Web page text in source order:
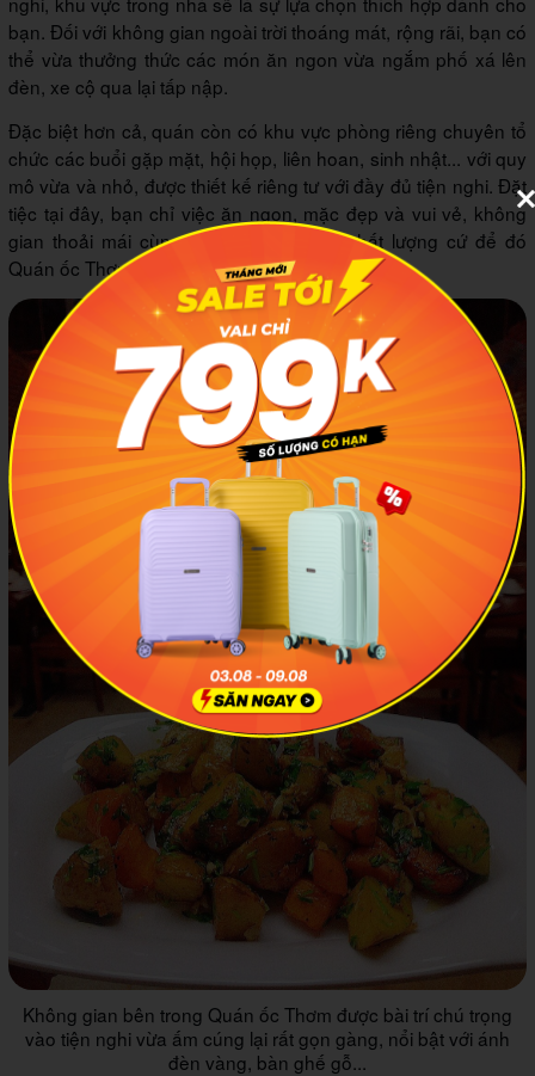
bạn. Đối với không gian ngoài trời thoáng mát, rộng rãi, bạn có
thể vừa thưởng thức các món ăn ngon vừa ngắm phố xá lên
đèn, xe cộ qua lại tấp nập.
Đặc biệt hơn cả, quán còn có khu vực phòng riêng chuyên tổ
chức các buổi gặp mặt, hội họp, liên hoan, sinh nhật... với quy
mô vừa và nhỏ, được thiết kế riêng tư với đầy đủ tiện nghi. Đặt
tiệc tại đây, bạn chỉ việc ăn ngon, mặc đẹp và vui vẻ, không
gian thoải mái cùng những món ngon chất lượng cứ để đó
Quán ốc Thơm lo.
Không gian bên trong Quán ốc Thơm được bài trí chú trọng
vào tiện nghi vừa ấm cúng lại rất gọn gàng, nổi bật với ánh
đèn vàng, bàn ghế gỗ...